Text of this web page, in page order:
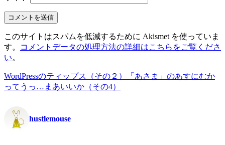
このサイトはスパムを低減するために Akismet を使っていま
す。
コメントデータの処理方法の詳細はこちらをご覧くださ
い。
WordPressのティップス（その２）
「あさま」のあすにむか
ってうっ…まあいいか（その4）
hustlemouse